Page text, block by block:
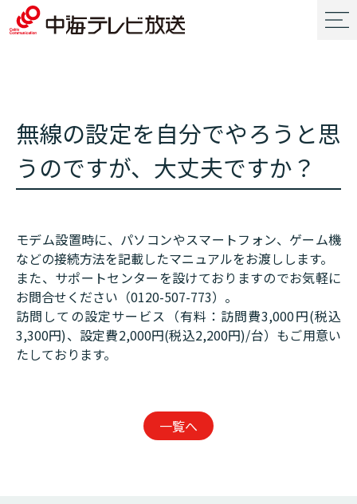
無線の設定を自分でやろうと思
うのですが、大丈夫ですか？
モデム設置時に、パソコンやスマートフォン、ゲーム機
などの接続方法を記載したマニュアルをお渡しします。
また、サポートセンターを設けておりますのでお気軽に
お問合せください（0120-507-773）。
訪問しての設定サービス（有料：訪問費3,000円(税込
3,300円)、設定費2,000円(税込2,200円)/台）もご用意い
たしております。
一覧へ